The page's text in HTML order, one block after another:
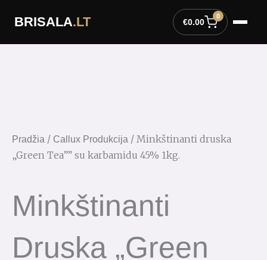
BRISALA.LT €0.00
0
Pradžia / Callux Produkcija / Minkštinanti druska
„Green Tea”” su karbamidu 45% 1kg.
Minkštinanti
Druska „Green